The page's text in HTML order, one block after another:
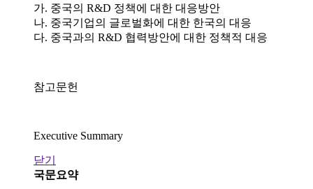
가. 중국의 R&D 정책에 대한 대응방안
나. 중국기업의 글로벌화에 대한 한국의 대응
다. 중국과의 R&D 협력방안에 대한 정책적 대응
참고문헌
Executive Summary
닫기
국문요약